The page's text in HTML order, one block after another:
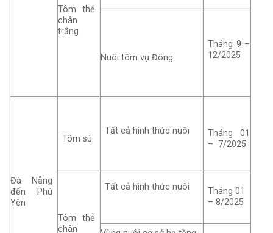
Tôm thẻ
chân
trắng
Nuôi tôm vụ Đông
Tháng 9 –
12/2025
Đà Nẵng
đến Phú
Yên
Tôm sú
Tất cả hình thức nuôi
Tháng 01
– 7/2025
Tôm thẻ
chân
Tất cả hình thức nuôi
Tháng 01
– 8/2025